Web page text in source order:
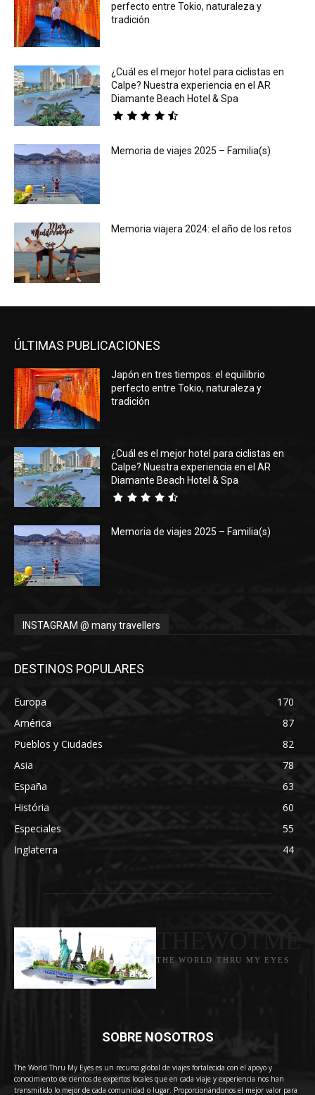
perfecto entre Tokio, naturaleza y
tradición
¿Cuál es el mejor hotel para ciclistas en
Calpe? Nuestra experiencia en el AR
Diamante Beach Hotel & Spa
Memoria de viajes 2025 – Familia(s)
Memoria viajera 2024: el año de los retos
ÚLTIMAS PUBLICACIONES
Japón en tres tiempos: el equilibrio
perfecto entre Tokio, naturaleza y
tradición
¿Cuál es el mejor hotel para ciclistas en
Calpe? Nuestra experiencia en el AR
Diamante Beach Hotel & Spa
Memoria de viajes 2025 – Familia(s)
INSTAGRAM @ many travellers
DESTINOS POPULARES
Europa
170
América
87
Pueblos y Ciudades
82
Asia
78
España
63
História
60
Especiales
55
Inglaterra
44
THE WORLD THRU MY EYES
SOBRE NOSOTROS
The World Thru My Eyes es un recurso global de viajes fortalecida con el apoyo y
conocimiento de cientos de expertos locales que en cada viaje y experiencia nos han
transmitido lo mejor de cada comunidad o lugar. Proporcionándonos el mejor valor para